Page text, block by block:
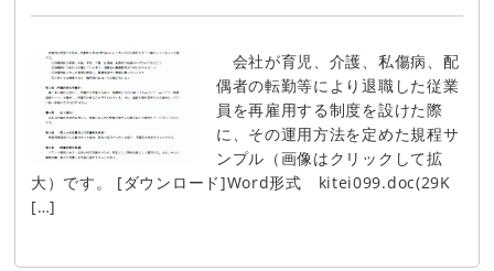
会社が育児、介護、私傷病、配
偶者の転勤等により退職した従業
員を再雇用する制度を設けた際
に、その運用方法を定めた規程サ
ンプル（画像はクリックして拡
大）です。 [ダウンロード]Word形式 kitei099.doc(29K
[…]